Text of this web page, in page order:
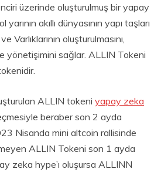
üzerinde oluşturulmuş bir yapay
akıllı dünyasının yapı taşları
oluşturulmasını,
yönetişimini sağlar. ALLIN Tokeni
ALLIN tokeni yapay zeka
beraber son 2 ayda
Nisanda mini altcoin rallisinde
ALLIN Tokeni son 1 ayda
zeka hype’ı oluşursa ALLINN